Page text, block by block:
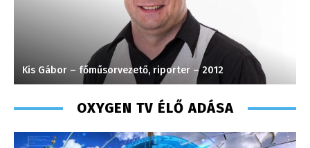
Kis Gábor – főműsorvezető, riporter – 2012
OXYGEN TV ÉLŐ ADÁSA